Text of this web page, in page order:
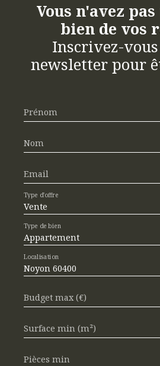
Vous n'avez
bien de vos
Inscrivez-
newsletter pour
Prénom
Nom
Email
Vente
Type d'offre
Appartement
Type de bien
Noyon 60400
Localisation
Budget max (€)
Surface min (m²)
Pièces min